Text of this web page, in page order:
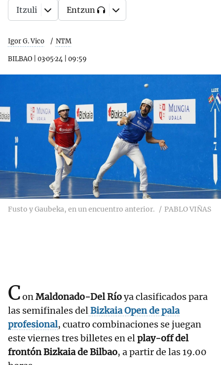
Igor G. Vico NTM
BILBAO 03·05·24 09:59
Itzuli Entzun
Fusto y Gaubeka, en un encuentro anterior. PABLO VIÑAS
ConMaldonado-Del Ríoya clasificados para
las semifinales delBizkaia Open de pala
profesional, cuatro combinaciones se juegan
este viernes tres billetes en elplay-off del
frontón Bizkaia de Bilbao, a partir de las 19.00